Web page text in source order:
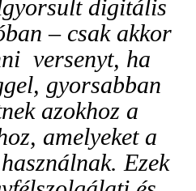
digitális
– csak akkor
versenyt, ha
gyorsabban
azokhoz a
amelyeket a
Ezek